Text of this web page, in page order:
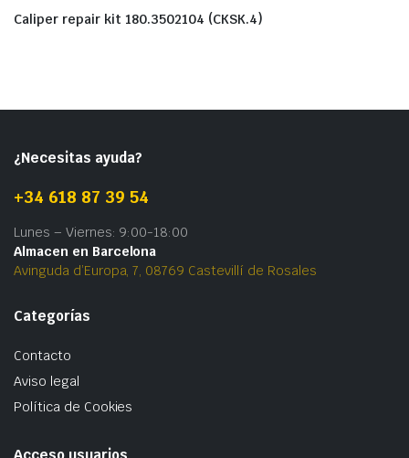
Caliper repair kit 180.3502104 (CKSK.4)
¿Necesitas ayuda?
+34 618 87 39 54
Lunes – Viernes: 9:00-18:00
Almacen en Barcelona
Avinguda d’Europa, 7, 08769 Castevillí de Rosales
Categorías
Contacto
Aviso legal
Política de Cookies